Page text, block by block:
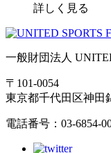
詳しく見る
一般財団法人
〒101-0054
東京都千代田区神田
電話番号：03-6854-